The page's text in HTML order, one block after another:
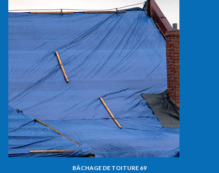
BÂCHAGE DE TOITURE 69